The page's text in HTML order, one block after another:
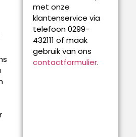
met onze
klantenservice via
telefoon 0299-
432111 of maak
gebruik van ons
contactformulier.